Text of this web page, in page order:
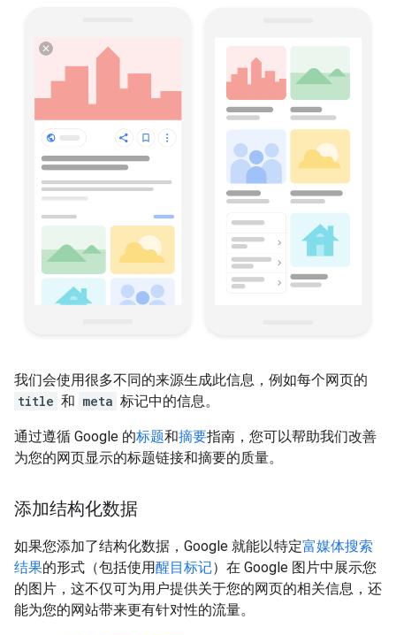
我们会使用很多不同的来源生成此信息，例如每个网页的
title 和 meta 标记中的信息。
通过遵循 Google 的标题和摘要指南，您可以帮助我们改善
为您的网页显示的标题链接和摘要的质量。
添加结构化数据
如果您添加了结构化数据，Google 就能以特定富媒体搜索
结果的形式（包括使用醒目标记）在 Google 图片中展示您
的图片，这不仅可为用户提供关于您的网页的相关信息，还
能为您的网站带来更有针对性的流量。